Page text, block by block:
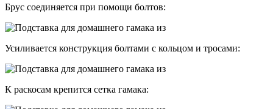
Брус соединяется при помощи болтов:
Усиливается конструкция болтами с кольцом и тросами:
К раскосам крепится сетка гамака: